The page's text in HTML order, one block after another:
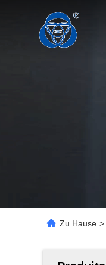
Zu Hause >